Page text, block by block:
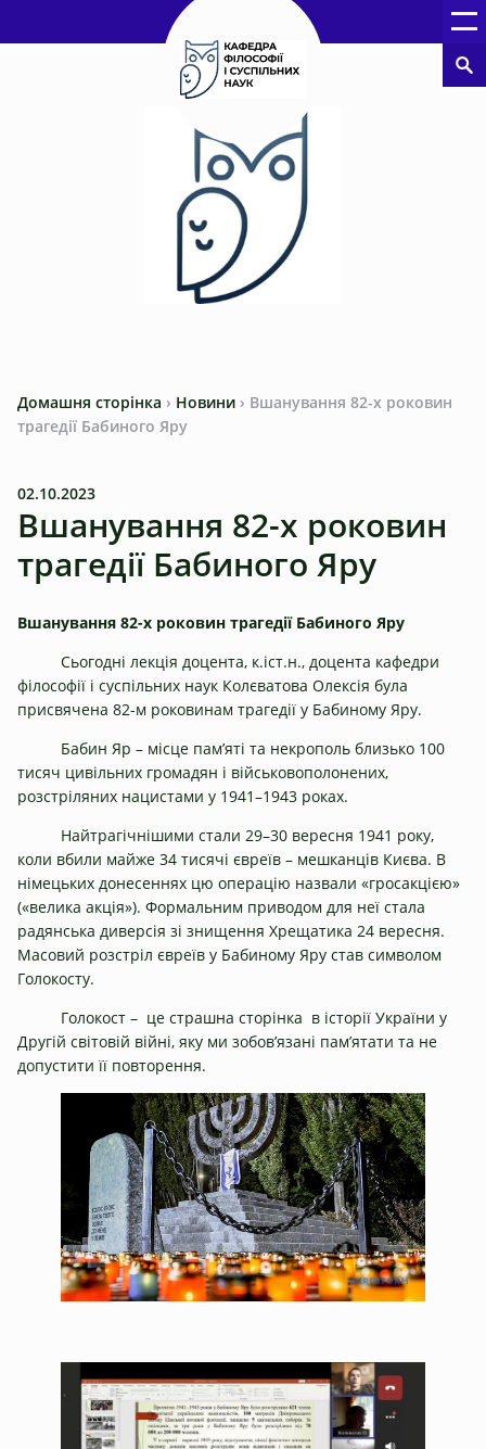
Домашня сторінка › Новини › Вшанування 82-х роковин
трагедії Бабиного Яру
02.10.2023
Вшанування 82-х роковин
трагедії Бабиного Яру
Вшанування 82-х роковин трагедії Бабиного Яру
Сьогодні лекція доцента, к.іст.н., доцента кафедри
філософії і суспільних наук Колєватова Олексія була
присвячена 82-м роковинам трагедії у Бабиному Яру.
Бабин Яр – місце пам’яті та некрополь близько 100
тисяч цивільних громадян і військовополонених,
розстріляних нацистами у 1941–1943 роках.
Найтрагічнішими стали 29–30 вересня 1941 року,
коли вбили майже 34 тисячі євреїв – мешканців Києва. В
німецьких донесеннях цю операцію назвали «гросакцією»
(«велика акція»). Формальним приводом для неї стала
радянська диверсія зі знищення Хрещатика 24 вересня.
Масовий розстріл євреїв у Бабиному Яру став символом
Голокосту.
Голокост – це страшна сторінка в історії України у
Другій світовій війні, яку ми зобов’язані пам’ятати та не
допустити її повторення.